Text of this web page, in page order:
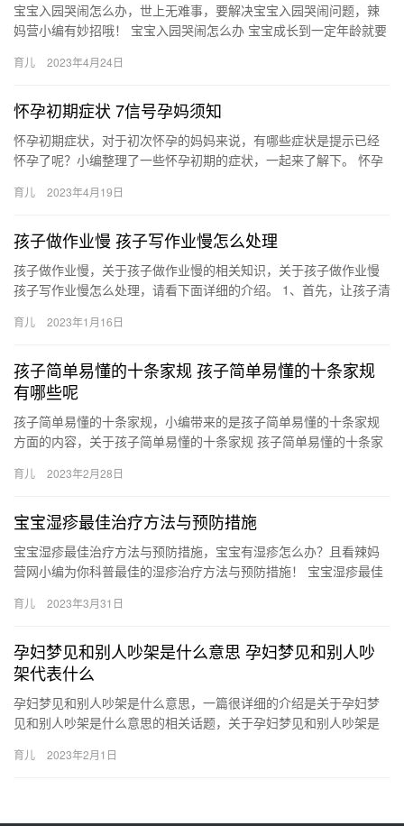
宝宝入园哭闹怎么办，世上无难事，要解决宝宝入园哭闹问题，辣
妈营小编有妙招哦！ 宝宝入园哭闹怎么办 宝宝成长到一定年龄就要
宝…
育儿 2023年4月24日
怀孕初期症状 7信号孕妈须知
怀孕初期症状，对于初次怀孕的妈妈来说，有哪些症状是提示已经
怀孕了呢？小编整理了一些怀孕初期的症状，一起来了解下。 怀孕
看…
育儿 2023年4月19日
孩子做作业慢 孩子写作业慢怎么处理
孩子做作业慢，关于孩子做作业慢的相关知识，关于孩子做作业慢
孩子写作业慢怎么处理，请看下面详细的介绍。 1、首先，让孩子清
育儿 2023年1月16日
孩子简单易懂的十条家规 孩子简单易懂的十条家规
有哪些呢
孩子简单易懂的十条家规，小编带来的是孩子简单易懂的十条家规
方面的内容，关于孩子简单易懂的十条家规 孩子简单易懂的十条家
…
育儿 2023年2月28日
宝宝湿疹最佳治疗方法与预防措施
宝宝湿疹最佳治疗方法与预防措施，宝宝有湿疹怎么办？且看辣妈
营网小编为你科普最佳的湿疹治疗方法与预防措施！ 宝宝湿疹最佳
湿…
育儿 2023年3月31日
孕妇梦见和别人吵架是什么意思 孕妇梦见和别人吵
架代表什么
孕妇梦见和别人吵架是什么意思，一篇很详细的介绍是关于孕妇梦
见和别人吵架是什么意思的相关话题，关于孕妇梦见和别人吵架是
1…
育儿 2023年2月1日